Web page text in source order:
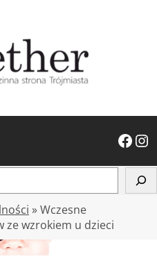
Facebook Instagram
»Wczesne
wzrokiem u dzieci